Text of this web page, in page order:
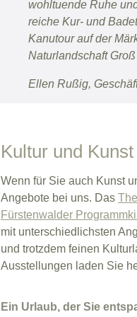
wohltuende Ruhe
reiche Kur- und
Kanutour auf der
Naturlandschaft
Ellen Rußig,
Kultur und Kunst
Wenn für Sie auch Kunst
Angebote bei uns. Das
Fürstenwalder
mit unterschiedlichsten
und trotzdem feinen
Ausstellungen laden Sie
Ein Urlaub, der Sie